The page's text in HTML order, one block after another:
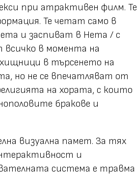
при атрактивен филм. Те
Те четат само в
и заспиват в Нета / с
всичко в момента на
хищници в търсенето на
но не се впечатляват от
на хората, с които
бракове и
визуална памет. За тях
и
система е травма